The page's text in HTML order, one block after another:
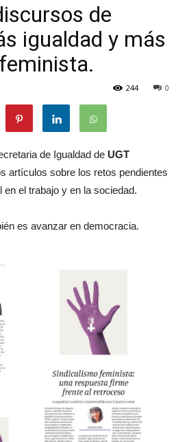
de
igualdad y más
0
244
de Igualdad de UGT
artículos sobre los retos pendientes
en el trabajo y en la sociedad.
es avanzar en democracia.